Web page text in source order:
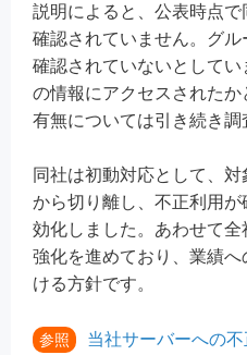
説明によると、公表時点
確認されていません。グ
確認されていないとして
の情報にアクセスされた
有無については引き続き調
同社は初動対応として、
から切り離し、不正利用
効化しました。あわせて
強化を進めており、業績
ける方針です。
参照
当社サーバーへの